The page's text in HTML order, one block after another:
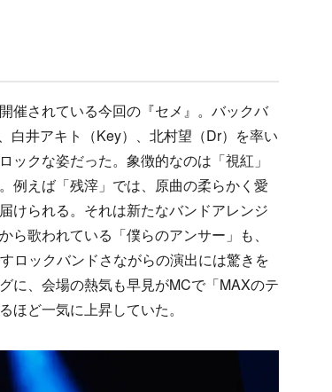
催されている今回の『セメ』。バックバ
白井アキト（Key）、北村望（Dr）を率い
クな姿だった。象徴的なのは「視紅」
例えば「残滓」では、原曲の柔らかく愛
けられる。それは新たなバンドアレンジ
歌われている「僕らのアンサー」も、
ロックバンドさながらの演出には驚きを
に、会場の熱気も早見がMCで「MAXのテ
ど一気に上昇していた。